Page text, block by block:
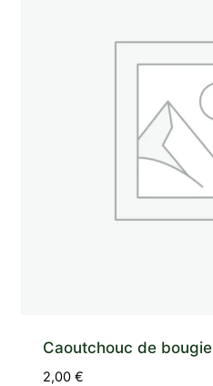
Caoutchouc de bougie
2,00€